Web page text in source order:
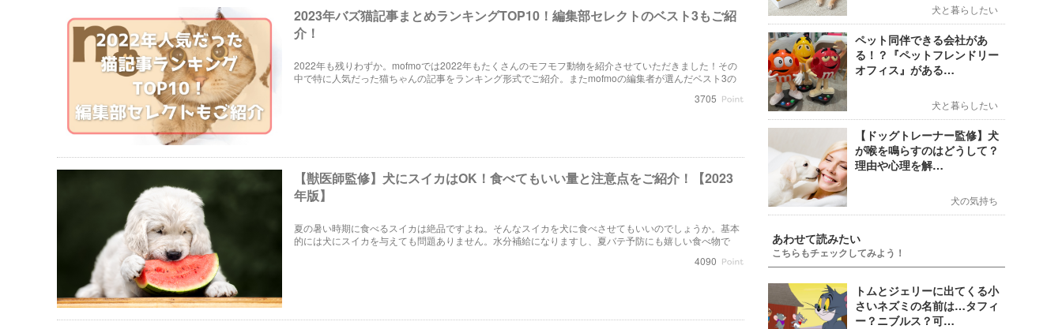
2023年バズ猫記事まとめランキングTOP10！編集部セレクトのベスト3もご紹
介！
2022年も残りわずか。mofmoでは2022年もたくさんのモフモフ動物を紹介させていただきました！その
中で特に人気だった猫ちゃんの記事をランキング形式でご紹介。またmofmoの編集者が選んだベスト3の
3705
【獣医師監修】犬にスイカはOK！食べてもいい量と注意点をご紹介！【2023
年版】
夏の暑い時期に食べるスイカは絶品ですよね。そんなスイカを犬に食べさせてもいいのでしょうか。基本
的には犬にスイカを与えても問題ありません。水分補給になりますし、夏バテ予防にも嬉しい食べ物で
4090
犬と暮らしたい
ペット同伴できる会社があ
る！？『ペットフレンドリー
オフィス』がある…
犬と暮らしたい
【ドッグトレーナー監修】犬
が喉を鳴らすのはどうして？
理由や心理を解…
犬の気持ち
あわせて読みたい
こちらもチェックしてみよう！
トムとジェリーに出てくる小
さいネズミの名前は…タフィ
ー？ニブルス？可…